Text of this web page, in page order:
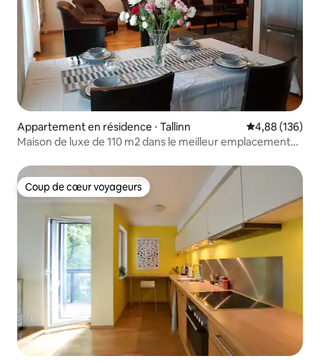
Appartement en résidence ⋅ Tallinn Évaluation
4,88 (136)
Maison de luxe de 110 m2 dans le meilleur emplacement
Coup de cœur voyageurs
Coup de cœur voyageurs